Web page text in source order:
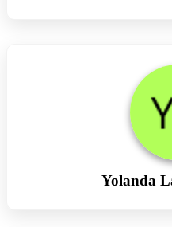
Yolanda